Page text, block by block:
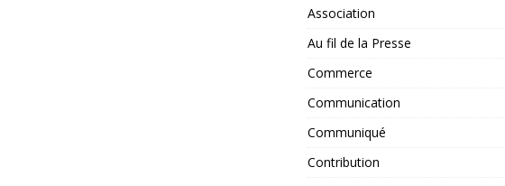
Association
Au fil de la Presse
Commerce
Communication
Communiqué
Contribution